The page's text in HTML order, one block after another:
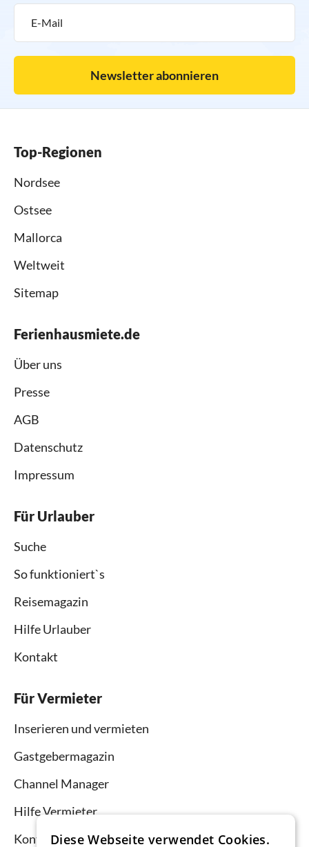
Newsletter abonnieren
Top-Regionen
Nordsee
Ostsee
Mallorca
Weltweit
Sitemap
Ferienhausmiete.de
Über uns
Presse
AGB
Datenschutz
Impressum
Für Urlauber
Suche
So funktioniert`s
Reisemagazin
Hilfe Urlauber
Kontakt
Für Vermieter
Inserieren und vermieten
Gastgebermagazin
Channel Manager
Hilfe Vermieter
KontaktDiese Webseite verwendet Cookies.